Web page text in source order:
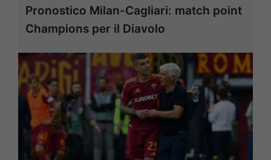
Pronostico Milan-Cagliari: match point
Champions per il Diavolo